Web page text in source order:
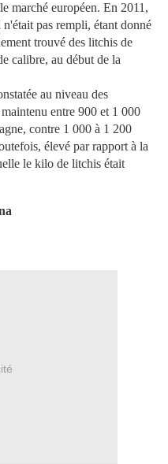
marché européen. En 2011,
pas rempli, étant donné
trouvé des litchis de
calibre, au début de la
au niveau des
entre 900 et 1 000
contre 1 000 à 1 200
élevé par rapport à la
le kilo de litchis était